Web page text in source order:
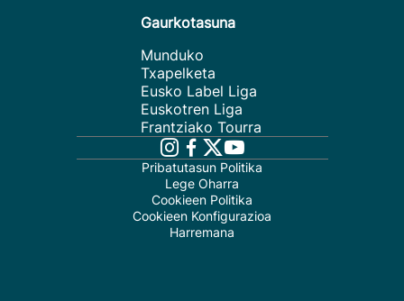
Gaurkotasuna
Munduko
Txapelketa
Eusko Label Liga
Euskotren Liga
Frantziako Tourra
Pribatutasun Politika
Lege Oharra
Cookieen Politika
Cookieen Konfigurazioa
Harremana